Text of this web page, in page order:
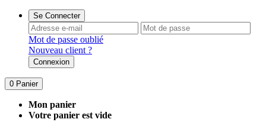
Se Connecter
Mot de passe oublié
Nouveau client ?
Connexion
0 Panier
Mon panier
Votre panier est vide